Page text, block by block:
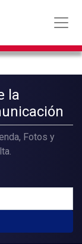
la
Fotos y